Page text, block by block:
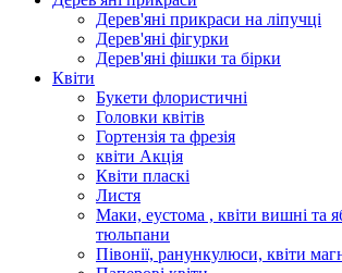
Дерев'яні прикраси на ліпучці
Дерев'яні фігурки
Дерев'яні фішки та бірки
Квіти
Букети флористичні
Головки квітів
Гортензія та фрезія
квіти Акція
Квіти пласкі
Листя
Маки, еустома , квіти вишні та
тюльпани
Півонії, ранункулюси, квіти